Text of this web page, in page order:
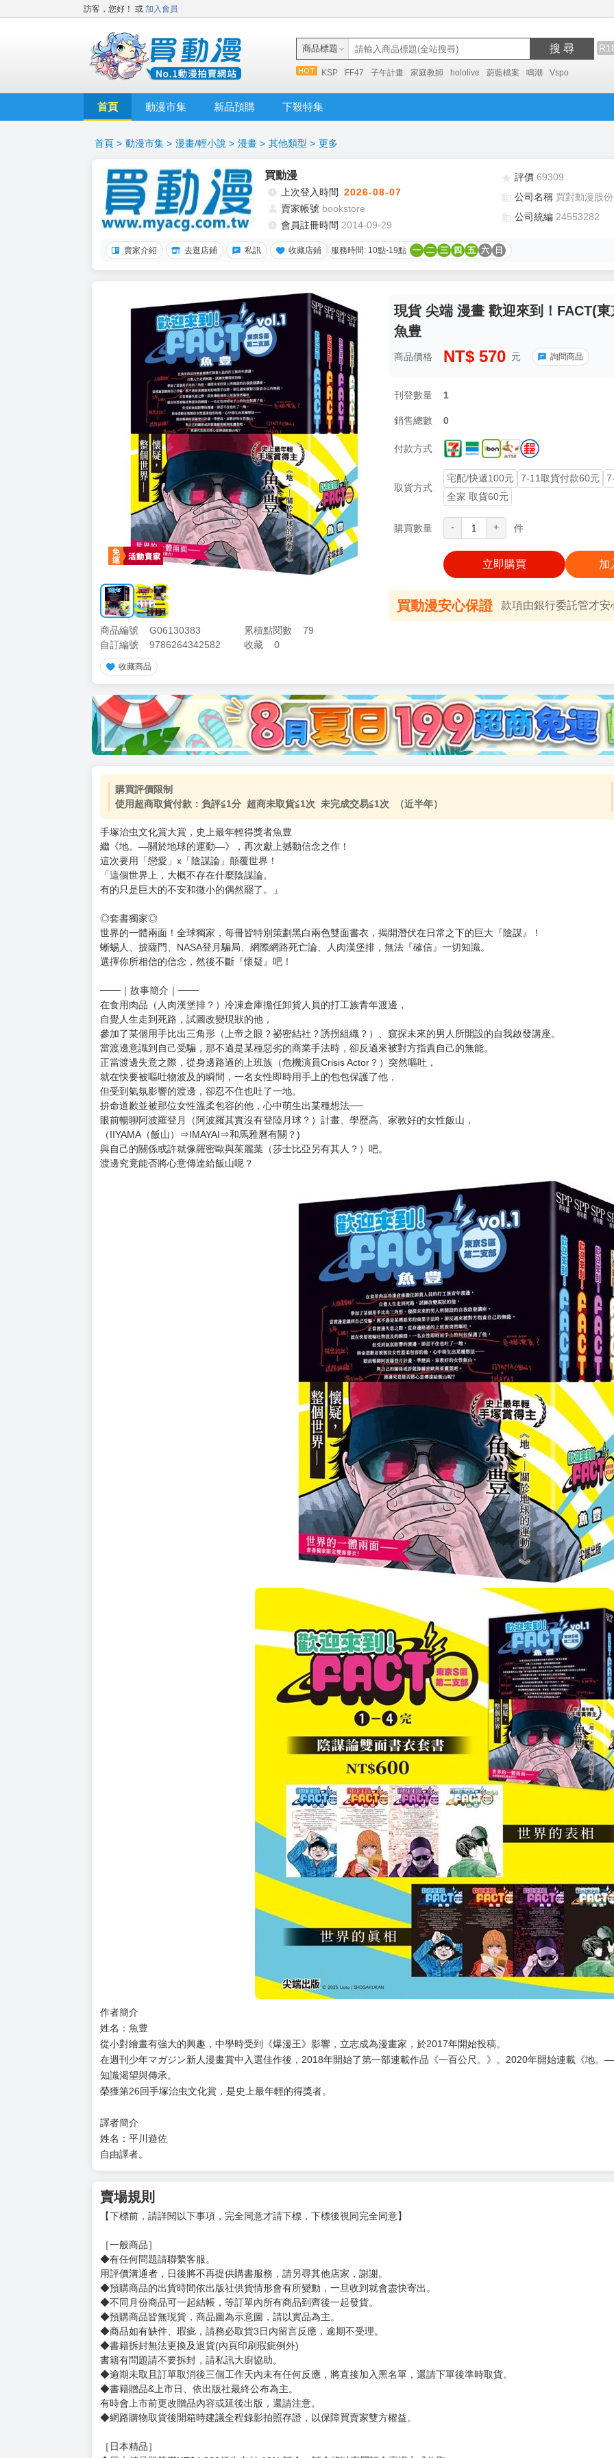
訪客，您好！ 或 加入會員
商品標題 搜 尋
KSP FF47 子午計畫 家庭教師 hololive 蔚藍檔案 鳴潮 Vspo
首頁 動漫市集 新品預購 下殺特集
首頁 > 動漫市集 > 漫畫/輕小說 > 漫畫 > 其他類型 > 更多
買動漫
上次登入時間 2026-08-07
賣家帳號 bookstore
會員註冊時間 2014-09-29
評價 69309
公司名稱 買對動漫股
公司統編 24553282
賣家介紹 去逛店鋪 私訊 收藏店鋪 服務時間: 10點-19點 一 二 三 四 五 六 日
商品編號 G06130383 累積點閱數
79
自訂編號
9786264342582 收藏 0
收藏商品
現貨 尖端 漫畫 歡迎來到！FACT(
魚豊
商品價格 NT$ 570 元 詢問商品
刊登數量 1
銷售總數 0
付款方式
取貨方式
宅配/快遞100元 7-11取貨付款60元
全家 取貨60元
購買數量 - + 件
立即購買 加
買動漫安心保證 款項由銀行委託管才安
加價購 ( 共
(加購品) 買動漫★《$15元-加固紙箱包裝》
-
+
購買評價限制
使用超商取貨付款：負評≦1分 超商未取貨≦1次 未完成交易≦1次 （近半年）
繼《地。—關於地球的運動—》，再次獻上撼動信念之作！
這次要用「戀愛」x「陰謀論」顛覆世界！
「這個世界上，大概不存在什麼陰謀論。
有的只是巨大的不安和微小的偶然罷了。」
◎套書獨家◎
世界的一體兩面！全球獨家，每冊皆特別策劃黑白兩色雙面書衣，揭開潛伏在日常之下的巨大『陰謀』！
蜥蜴人、披薩門、NASA登月騙局、網際網路死亡論、人肉漢堡排，無法『確信』一切知識。
選擇你所相信的信念，然後不斷『懷疑』吧！
───｜故事簡介｜───
在食用肉品（人肉漢堡排？）冷凍倉庫擔任卸貨人員的打工族青年渡邊，
自覺人生走到死路，試圖改變現狀的他，
當渡邊意識到自己受騙，那不過是某種惡劣的商業手法時，卻反過來被對方指責自己的無能。
正當渡邊失意之際，從身邊路過的上班族（危機演員Crisis Actor？）突然嘔吐，
就在快要被嘔吐物波及的瞬間，一名女性即時用手上的包包保護了他，
拚命道歉並被那位女性溫柔包容的他，心中萌生出某種想法──
眼前暢聊阿波羅登月（阿波羅其實沒有登陸月球？）計畫、學歷高、家教好的女性飯山，
作者簡介
在週刊少年マガジン新人漫畫賞中入選佳作後，2018年開始了第一部連載作品《一百公尺。》。2020年開始連載《地。
知識渴望與傳承。
譯者簡介
姓名：平川遊佐
自由譯者。
賣場規則
【下標前，請詳閱以下事項，完全同意才請下標，下標後視同完全同意】
［一般商品］
◆有任何問題請聯繫客服。
用評價溝通者，日後將不再提供購書服務，請另尋其他店家，謝謝。
◆不同月份商品可一起結帳，等訂單內所有商品到齊後一起發貨。